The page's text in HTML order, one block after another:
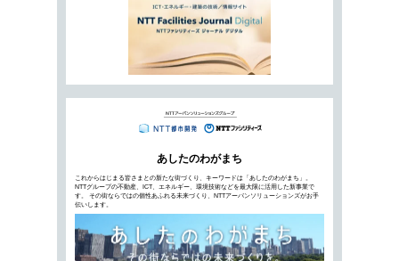
都市から地方へ、未来の街づくりは
2021年6月2日公開
街づくりにデジタル化や地方分散化といった